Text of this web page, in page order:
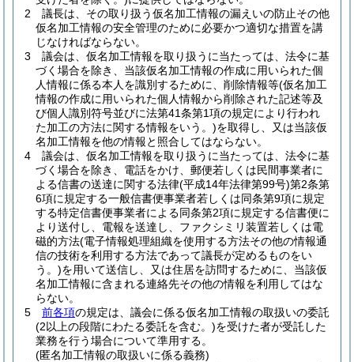
2
議長は、その取り扱う仮名加工情報の漏えいの防止その他
仮名加工情報の安全管理のために必要かつ適切な措置を講
じなければならない。
3
議会は、仮名加工情報を取り扱うに当たっては、法令に基
づく場合を除き、当該仮名加工情報の作成に用いられた個
人情報に係る本人を識別するために、削除情報等(仮名加工
情報の作成に用いられた個人情報から削除された記述等及
び個人識別符号並びに法第41条第1項の規定により行われ
た加工の方法に関する情報をいう。)を取得し、又は当該仮
名加工情報を他の情報と照合してはならない。
4
議会は、仮名加工情報を取り扱うに当たっては、法令に基
づく場合を除き、電話をかけ、郵便若しくは民間事業者に
よる信書の送達に関する法律(平成14年法律第99号)第2条第
6項に規定する一般信書便事業者若しくは同条第9項に規定
する特定信書便事業者による同条第2項に規定する信書便に
より送付し、電報を送達し、ファクシミリ装置若しくは電
磁的方法(電子情報処理組織を使用する方法その他の情報通
信の技術を利用する方法であって議長が定めるものをい
う。)を用いて送信し、又は住居を訪問するために、当該仮
名加工情報に含まれる連絡先その他の情報を利用してはな
らない。
5
前各項の規定は、議会に係る仮名加工情報の取扱いの委託
(2以上の段階にわたる委託を含む。)を受けた者が受託した
業務を行う場合について準用する。
(匿名加工情報の取扱いに係る義務)